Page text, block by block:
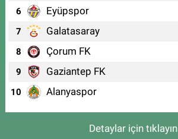
6 Eyüpspor
7 Galatasaray
8 Çorum FK
9 Gaziantep FK
10 Alanyaspor
Detaylar için tıklayın